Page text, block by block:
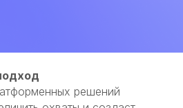
решений